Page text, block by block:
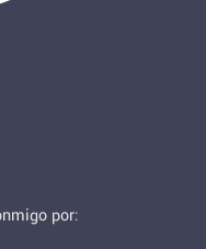
por: